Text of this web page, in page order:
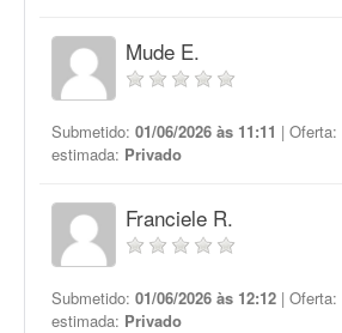
Mude E.
Submetido: 01/06/2026 às 11:11 | Oferta:
estimada: Privado
Franciele R.
Submetido: 01/06/2026 às 12:12 | Oferta:
estimada: Privado